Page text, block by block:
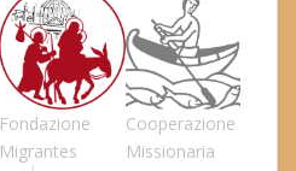
Fondazione
Migrantes
Cooperazione
Missionaria